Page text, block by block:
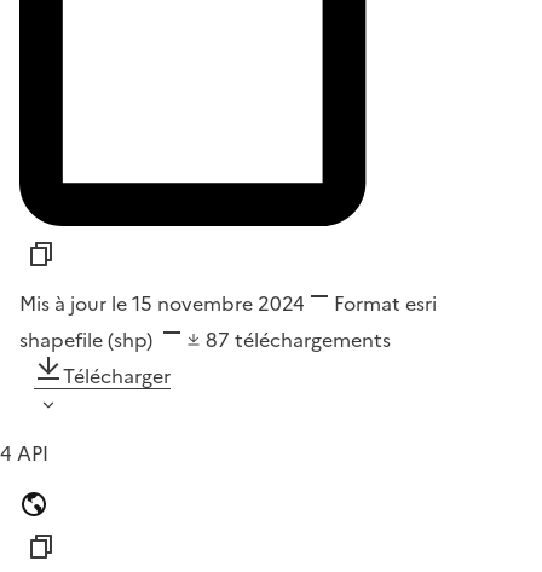
Mis à jour le 15 novembre 2024 Format esri
shapefile (shp)
87 téléchargements
Télécharger
4 API